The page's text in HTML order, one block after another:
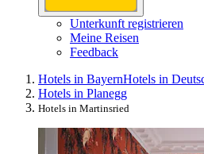
Unterkunft registrieren
Meine Reisen
Feedback
Hotels in BayernHotels in
Hotels in Planegg
Hotels in Martinsried